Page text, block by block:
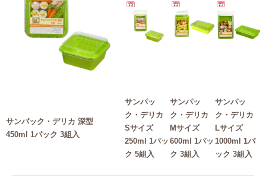
サンパック・デリカ 深型
450ml 1パック 3組入
サンパッ
ク・デリカ
Sサイズ
250ml 1パッ
ク 5組入
サンパッ
ク・デリカ
Mサイズ
600ml 1パッ
ク 3組入
サンパッ
ク・デリカ
Lサイズ
1000ml 1パ
ック 3組入